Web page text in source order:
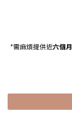
*需麻煩提供近六個月